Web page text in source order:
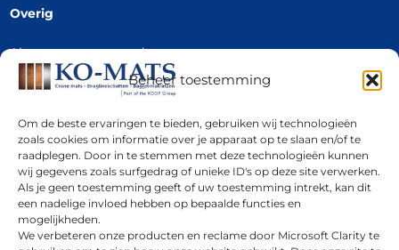
Beheer toestemming
Om de beste ervaringen te bieden, gebruiken wij technologieën
zoals cookies om informatie over je apparaat op te slaan en/of te
raadplegen. Door in te stemmen met deze technologieën kunnen
wij gegevens zoals surfgedrag of unieke ID's op deze site verwerken.
Als je geen toestemming geeft of uw toestemming intrekt, kan dit
een nadelige invloed hebben op bepaalde functies en
mogelijkheden.
We verbeteren onze producten en reclame door Microsoft Clarity te
Overig
Algemene voorwaarden
Privacy Policy
Cookiebeleid (EU)
Downloads
Offerte aanvragen
Impressum